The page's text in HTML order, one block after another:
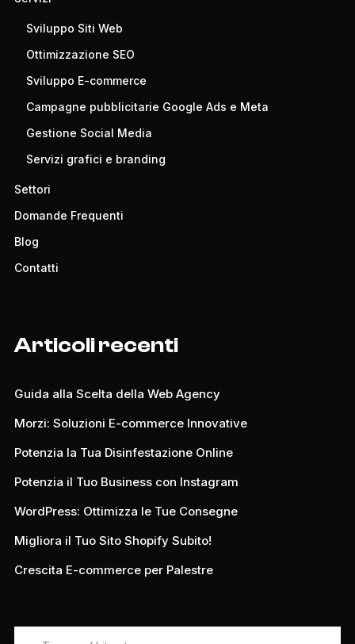
Sviluppo Siti Web
Ottimizzazione SEO
Sviluppo E-commerce
Campagne pubblicitarie Google Ads e Meta
Gestione Social Media
Servizi grafici e branding
Settori
Domande Frequenti
Blog
Contatti
Articoli recenti
Guida alla Scelta della Web Agency
Morzi: Soluzioni E-commerce Innovative
Potenzia la Tua Disinfestazione Online
Potenzia il Tuo Business con Instagram
WordPress: Ottimizza le Tue Consegne
Migliora il Tuo Sito Shopify Subito!
Crescita E-commerce per Palestre